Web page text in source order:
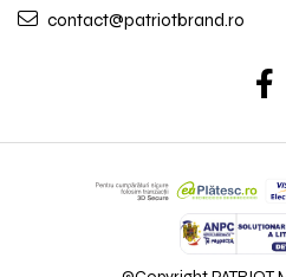
contact@patriotbrand.ro